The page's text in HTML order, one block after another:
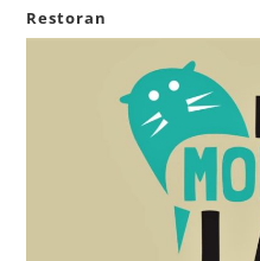
Restoran